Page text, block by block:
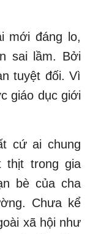
mới đáng lo,
sai lầm. Bởi
tuyệt đối. Vì
giáo dục giới
cứ ai chung
thịt trong gia
bè của cha
Chưa kể
xã hội như